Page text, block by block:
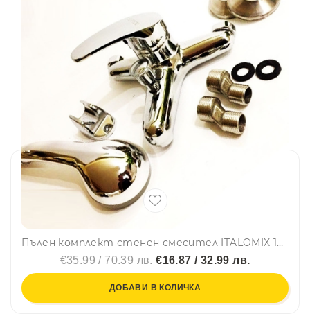
Пълен комплект стенен смесител ITALOMIX 1989 MIX с подвижен душ и стойка за стена
€35.99 / 70.39 лв.€16.87 / 32.99 лв.
ДОБАВИ В КОЛИЧКА